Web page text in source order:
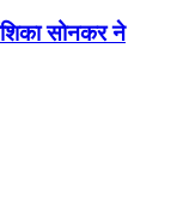
सोनकर ने